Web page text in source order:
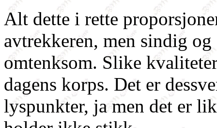
Alt dette i rette
avtrekkeren, men sindig
omtenksom. Slike
dagens korps. Det er
lyspunkter, ja men det er